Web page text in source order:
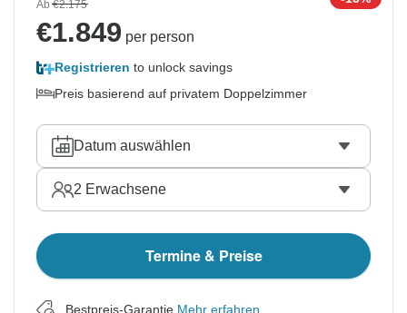
Ab€2.175
€1.849 per person
Registrieren to unlock savings
Preis basierend auf privatem Doppelzimmer
Datum auswählen
2 Erwachsene
Termine & Preise
Bestpreis-Garantie Mehr erfahren